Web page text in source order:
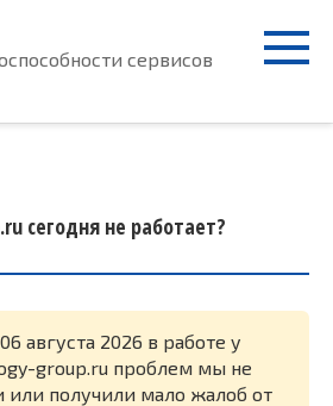
сервисов
сегодня не работает?
августа 2026 в работе у
group.ru проблем мы не
или получили мало жалоб от